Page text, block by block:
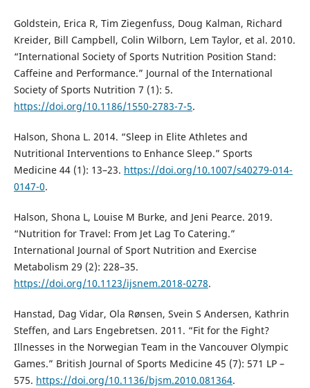
Goldstein, Erica R, Tim Ziegenfuss, Doug Kalman, Richard
Kreider, Bill Campbell, Colin Wilborn, Lem Taylor, et al. 2010.
“International Society of Sports Nutrition Position Stand:
Caffeine and Performance.” Journal of the International
Society of Sports Nutrition 7 (1): 5.
https://doi.org/10.1186/1550-2783-7-5.
Halson, Shona L. 2014. “Sleep in Elite Athletes and
Nutritional Interventions to Enhance Sleep.” Sports
Medicine 44 (1): 13–23. https://doi.org/10.1007/s40279-014-
0147-0.
Halson, Shona L, Louise M Burke, and Jeni Pearce. 2019.
“Nutrition for Travel: From Jet Lag To Catering.”
International Journal of Sport Nutrition and Exercise
Metabolism 29 (2): 228–35.
https://doi.org/10.1123/ijsnem.2018-0278.
Hanstad, Dag Vidar, Ola Rønsen, Svein S Andersen, Kathrin
Steffen, and Lars Engebretsen. 2011. “Fit for the Fight?
Illnesses in the Norwegian Team in the Vancouver Olympic
Games.” British Journal of Sports Medicine 45 (7): 571 LP –
575. https://doi.org/10.1136/bjsm.2010.081364.